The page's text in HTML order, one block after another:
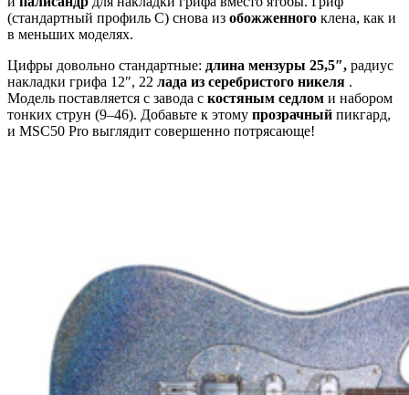
(стандартный профиль C) снова из обожженного клена, как и
в меньших моделях.
Цифры довольно стандартные: длина мензуры 25,5″, радиус
накладки грифа 12″, 22 лада из серебристого никеля .
Модель поставляется с завода с костяным седлом и набором
тонких струн (9–46). Добавьте к этому прозрачный пикгард,
и MSC50 Pro выглядит совершенно потрясающе!